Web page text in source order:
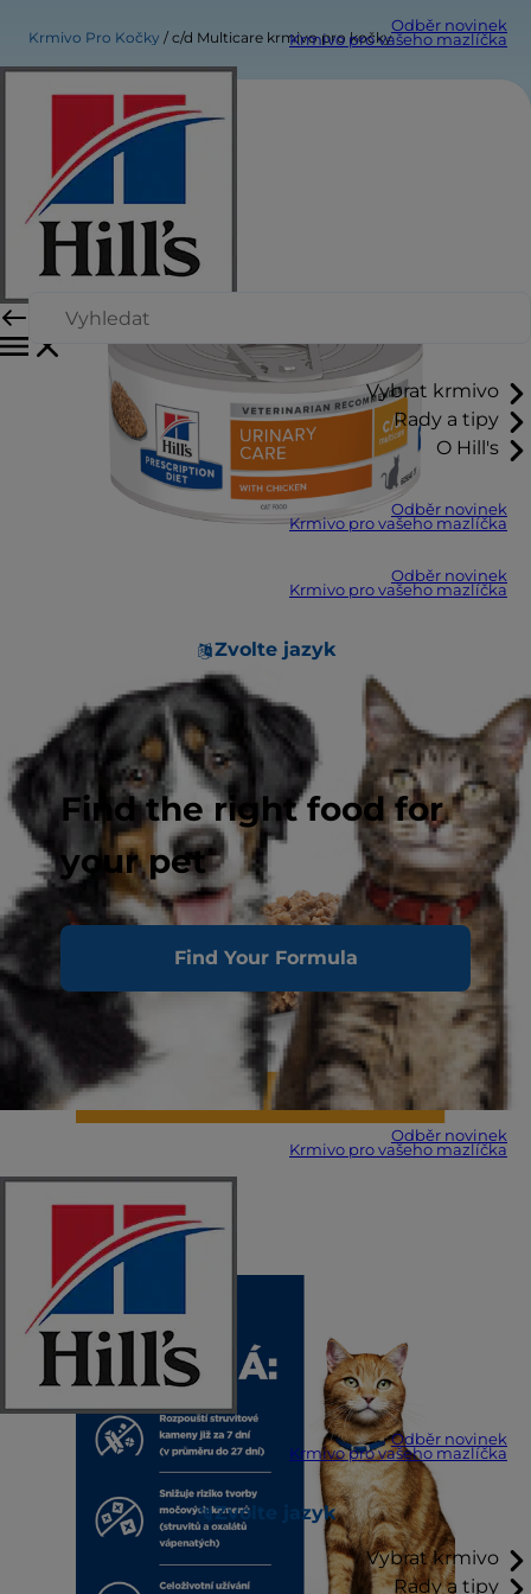
Odběr novinek
Krmivo pro vašeho mazlíčka
Vybrat krmivo
Rady a tipy
O Hill's
Odběr novinek
Krmivo pro vašeho mazlíčka
Odběr novinek
Krmivo pro vašeho mazlíčka
Zvolte jazyk
Find the right food for
your pet
Find Your Formula
Odběr novinek
Krmivo pro vašeho mazlíčka
Odběr novinek
Krmivo pro vašeho mazlíčka
Zvolte jazyk
Vybrat krmivo
Rady a tipy
Krmivo Pro Kočky c/d Multicare krmivo pro kočky